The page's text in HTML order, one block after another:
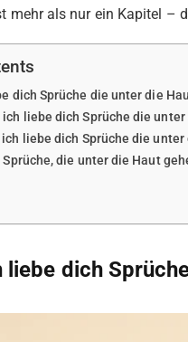
mehr als nur ein Kapitel –
dich Sprüche die unter die
liebe dich Sprüche die
liebe dich Sprüche die unter
die unter die Haut
liebe dich